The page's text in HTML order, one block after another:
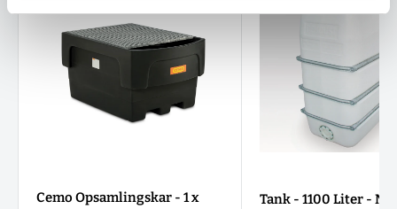
Cemo Opsamlingskar - 1 x
Tank - 1100 Liter -